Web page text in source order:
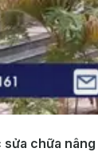
chữa